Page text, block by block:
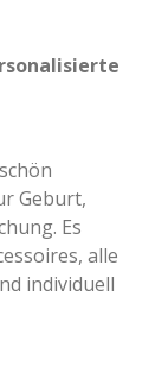
Geburt,
Es
alle
individuell